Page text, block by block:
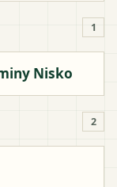
1
Nisko
2